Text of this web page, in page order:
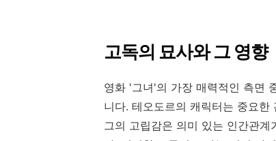
고독의 묘사와 그 영향
영화 '그녀'의 가장 매력적인 측면
니다. 테오도르의 캐릭터는 중요
그의 고립감은 의미 있는 인간관